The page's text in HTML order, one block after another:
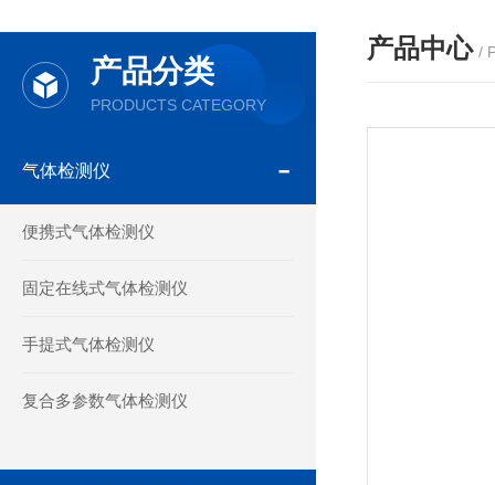
产品分类
PRODUCTS CATEGORY
气体检测仪
便携式气体检测仪
固定在线式气体检测仪
手提式气体检测仪
复合多参数气体检测仪
产品中心 /